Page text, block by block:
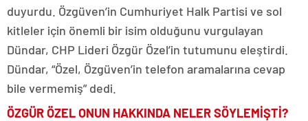
duyurdu. Özgüven’in Cumhuriyet Halk Partisi ve sol
kitleler için önemli bir isim olduğunu vurgulayan
Dündar, CHP Lideri Özgür Özel’in tutumunu eleştirdi.
Dündar, “Özel, Özgüven’in telefon aramalarına cevap
bile vermemiş” dedi.
ÖZGÜR ÖZEL ONUN HAKKINDA NELER SÖYLEMİŞTİ?